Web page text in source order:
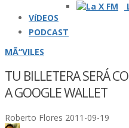
VíDEOS
PODCAST
MÃ“VILES
TU BILLETERA SERÁ
A GOOGLE WALLET
Roberto Flores 2011-09-19